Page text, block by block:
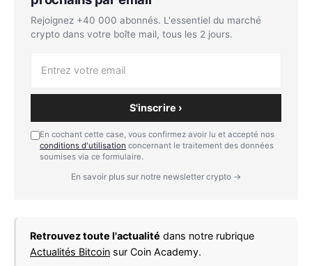
Rejoignez +40 000 abonnés. L'essentiel du marché
crypto dans votre boîte mail, tous les 2 jours.
S'inscrire ›
En cochant cette case, vous confirmez avoir lu et accepté nos
conditions d'utilisation concernant le traitement des données
soumises via ce formulaire.
En savoir plus sur notre newsletter crypto →
Retrouvez toute l'actualité dans notre rubrique
Actualités Bitcoin sur Coin Academy.